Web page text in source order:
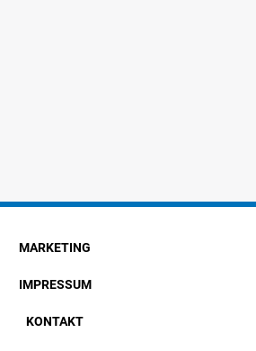
MARKETING
IMPRESSUM
KONTAKT